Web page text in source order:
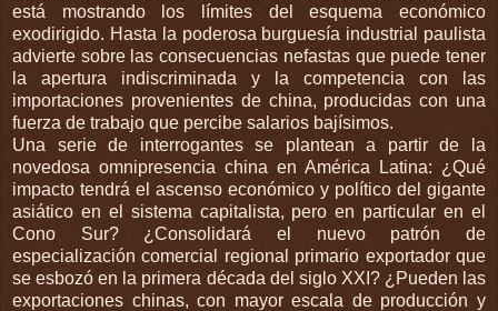
está mostrando los límites del esquema económico
exodirigido. Hasta la poderosa burguesía industrial paulista
advierte sobre las consecuencias nefastas que puede tener
la apertura indiscriminada y la competencia con las
importaciones provenientes de china, producidas con una
fuerza de trabajo que percibe salarios bajísimos.
Una serie de interrogantes se plantean a partir de la
novedosa omnipresencia china en América Latina: ¿Qué
impacto tendrá el ascenso económico y político del gigante
asiático en el sistema capitalista, pero en particular en el
Cono Sur? ¿Consolidará el nuevo patrón de
especialización comercial regional primario exportador que
se esbozó en la primera década del siglo XXI? ¿Pueden las
exportaciones chinas, con mayor escala de producción y